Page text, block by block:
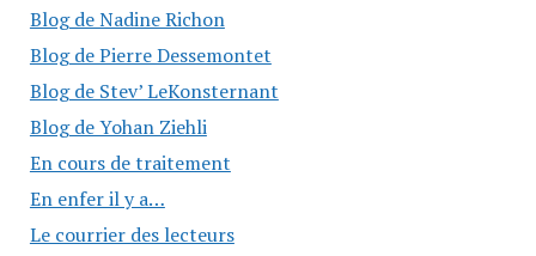
Blog de Nadine Richon
Blog de Pierre Dessemontet
Blog de Stev’ LeKonsternant
Blog de Yohan Ziehli
En cours de traitement
En enfer il y a…
Le courrier des lecteurs